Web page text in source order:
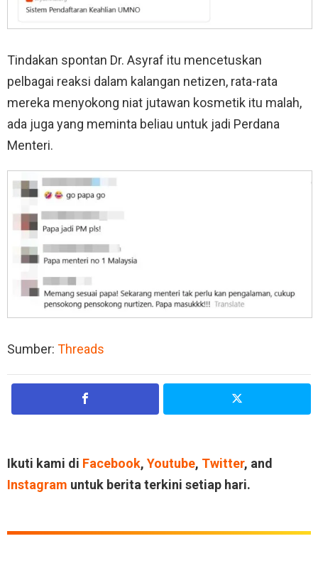
Tindakan spontan Dr. Asyraf itu mencetuskan
pelbagai reaksi dalam kalangan netizen, rata-rata
mereka menyokong niat jutawan kosmetik itu malah,
ada juga yang meminta beliau untuk jadi Perdana
Menteri.
Sumber: Threads
Ikuti kami di Facebook, Youtube, Twitter, and
Instagram untuk berita terkini setiap hari.